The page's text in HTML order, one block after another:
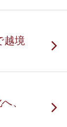
越境
、